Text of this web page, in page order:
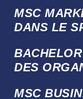
MSC
DANS LE
DES
MSC